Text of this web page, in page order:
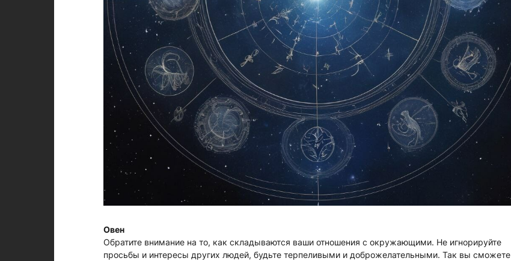
Овен
Обратите внимание на то, как складываются ваши отношения с окружающими. Не игнорируйте
просьбы и интересы других людей, будьте терпеливыми и доброжелательными. Так вы сможете